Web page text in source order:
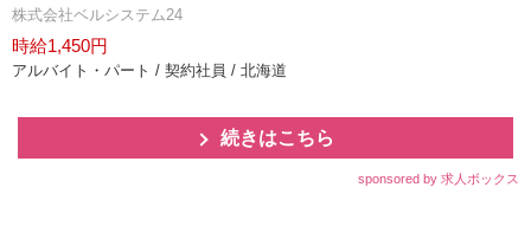
株式会社ベルシステム24
時給1,450円
アルバイト・パート / 契約社員 / 北海道
続きはこちら
sponsored by 求人ボックス